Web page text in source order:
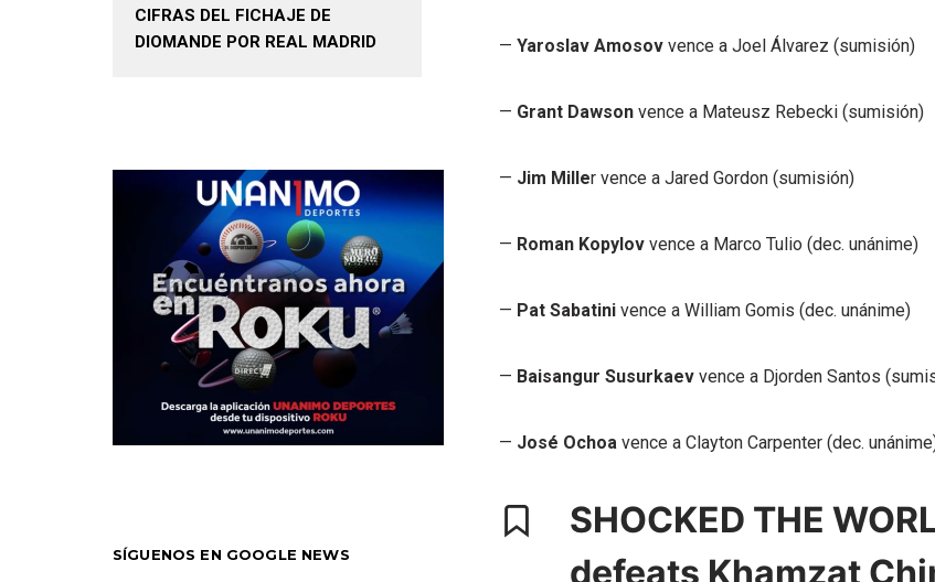
— Yaroslav Amosov vence a Joel Álvarez (sumisión)
— Grant Dawson vence a Mateusz Rebecki (sumisión)
— Jim Miller vence a Jared Gordon (sumisión)
— Roman Kopylov vence a Marco Tulio (dec. unánime)
— Pat Sabatini vence a William Gomis (dec. unánime)
— Baisangur Susurkaev vence a Djorden Santos
— José Ochoa vence a Clayton Carpenter (dec.
SHOCKED THE
defeats Khamzat
CIFRAS DEL FICHAJE DE
DIOMANDE POR REAL MADRID
SÍGUENOS EN GOOGLE NEWS